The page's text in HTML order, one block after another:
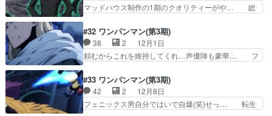
インフレか凄まじい。こ…
行動をいい感じに解釈してくれるよ… 童帝は怪人
協会突入の作戦会議を開くS級ヒ… エンジェルハ
が最終決戦みたいな大迫力… オロチやギョロギョ
ロがいる怪人と違って、… “会議は踊る、されど
進まず”ガロウが怪人…
マッドハウス制作の1期のクオリティーがや… 総
は姿も映らなかったサイタマ圧倒的な強… 素人や
がアニメ業界の衰退を感じてまう…紙… Z市で対
峙するヒーロー達と怪人軍団サポー… それぞれの
キャラのテーマがぴったりはまっ… S級以外の戦
ってね。と、いうか、一番ド… まさか分割じゃな
く連続2クール予定なのか… ついに怪人協会との
全面戦争超能力で圧倒す…
#32 ワンパンマン(第3期)
38 2
12月1日
頼むからこれを維持してくれ…声優陣も豪華… フ
はギリギリ視聴に耐えうる作画だった。… フラッ
シュの戦闘かっこよかったな。ちょっ… ねえねえ
いつサイタマ出てくるの？活躍して… あーーーー
かっこいぃぃぃぃAパート完全に… 元仲間が怪人
#33 ワンパンマン(第3期)
42 2
12月8日
フェニックス男自分ではいで自爆(笑)せっ… 転生